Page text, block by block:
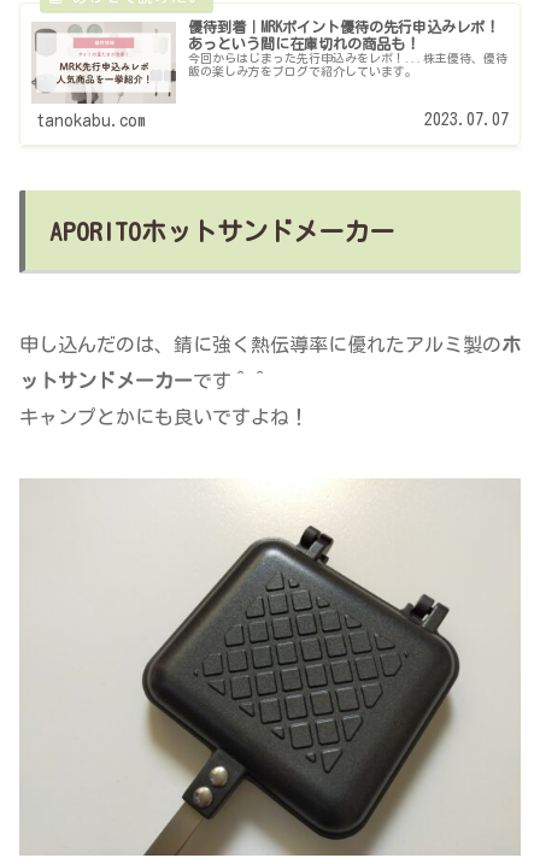
優待到着｜MRKポイント優待の先行申込みレポ！
あっという間に在庫切れの商品も！
今回からはじまった先行申込みをレポ！...株主優待、優待
飯の楽しみ方をブログで紹介しています。
tanokabu.com 2023.07.07
APORITOホットサンドメーカー
申し込んだのは、錆に強く熱伝導率に優れたアルミ製のホ
ットサンドメーカーです＾＾
キャンプとかにも良いですよね！